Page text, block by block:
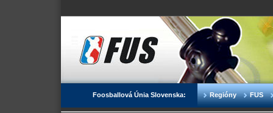
Foosballová Únia Slovenska: Regióny FUS